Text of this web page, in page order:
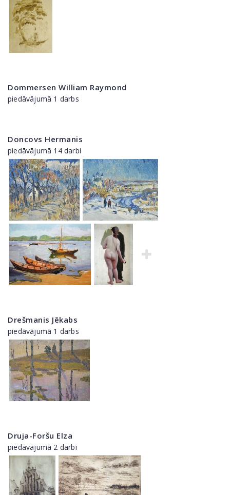
Dommersen William Raymond
piedāvājumā 1 darbs
Doncovs Hermanis
piedāvājumā 14 darbi
Drešmanis Jēkabs
piedāvājumā 1 darbs
Druja-Foršu Elza
piedāvājumā 2 darbi